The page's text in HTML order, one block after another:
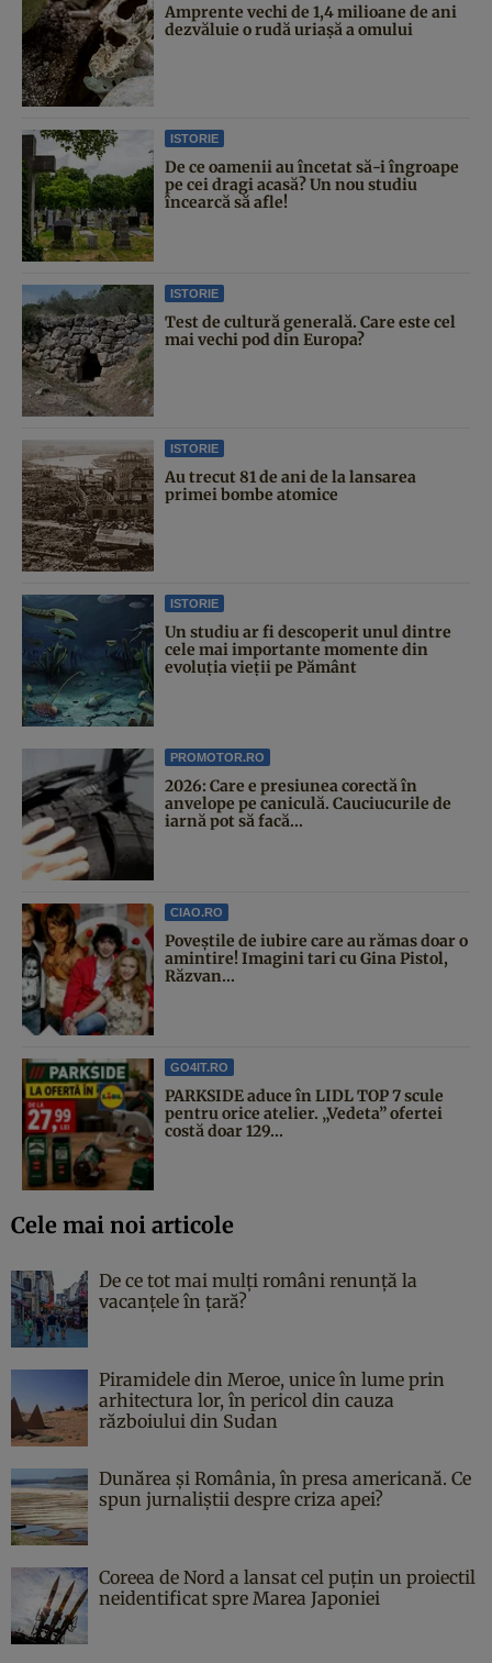
Amprente vechi de 1,4 milioane de ani
dezvăluie o rudă uriașă a omului
ISTORIE
De ce oamenii au încetat să-i îngroape
pe cei dragi acasă? Un nou studiu
încearcă să afle!
ISTORIE
Test de cultură generală. Care este cel
mai vechi pod din Europa?
ISTORIE
Au trecut 81 de ani de la lansarea
primei bombe atomice
ISTORIE
Un studiu ar fi descoperit unul dintre
cele mai importante momente din
evoluția vieții pe Pământ
PROMOTOR.RO
2026: Care e presiunea corectă în
anvelope pe caniculă. Cauciucurile de
iarnă pot să facă...
CIAO.RO
Poveştile de iubire care au rămas doar o
amintire! Imagini tari cu Gina Pistol,
Răzvan...
GO4IT.RO
PARKSIDE aduce în LIDL TOP 7 scule
pentru orice atelier. „Vedeta” ofertei
costă doar 129...
Cele mai noi articole
De ce tot mai mulți români renunță la
vacanțele în țară?
Piramidele din Meroe, unice în lume prin
arhitectura lor, în pericol din cauza
războiului din Sudan
Dunărea și România, în presa americană. Ce
spun jurnaliștii despre criza apei?
Coreea de Nord a lansat cel puțin un proiectil
neidentificat spre Marea Japoniei